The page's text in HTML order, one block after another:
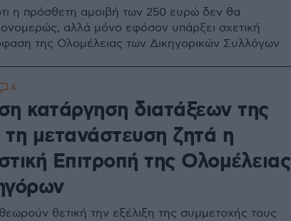
η πρόσθετη αμοιβή των 250 ευρώ δεν θα
αλλά μόνο εφόσον υπάρξει σχετική
της Ολομέλειας των Δικηγορικών Συλλόγων
κατάργηση διατάξεων της
μετανάστευση ζητά η
Επιτροπή της Ολομέλειας
θετική την εξέλιξη της συμμετοχής τους
4